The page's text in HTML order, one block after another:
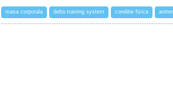
masa corporala delta training system conditie fizica